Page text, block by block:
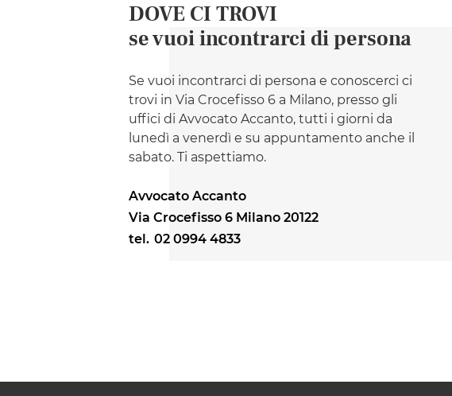
DOVE CI TROVI
se vuoi incontrarci di persona
Se vuoi incontrarci di persona e conoscerci ci
trovi in Via Crocefisso 6 a Milano, presso gli
uffici di Avvocato Accanto, tutti i giorni da
lunedì a venerdì e su appuntamento anche il
sabato. Ti aspettiamo.
Avvocato Accanto
Via Crocefisso 6 Milano 20122
tel. 02 0994 4833